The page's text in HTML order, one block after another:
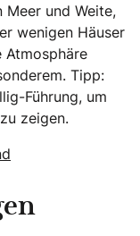
Meer und Weite,
wenigen Häuser
Atmosphäre
Tipp:
Führung, um
zeigen.